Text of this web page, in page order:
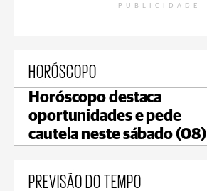
PUBLICIDADE
HORÓSCOPO
Horóscopo destaca
oportunidades e pede
cautela neste sábado (08)
PREVISÃO DO TEMPO